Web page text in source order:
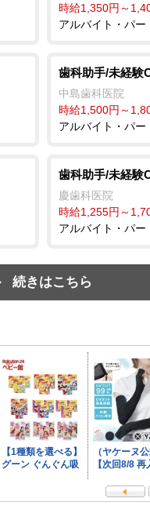
時給1,350円～
アルバイト・パー
歯科助手/未経験
中島歯科医院
時給1,500円～
アルバイト・パー
歯科助手/未経験
慶歯科医院
時給1,255円～
アルバイト・パー
続きはこちら